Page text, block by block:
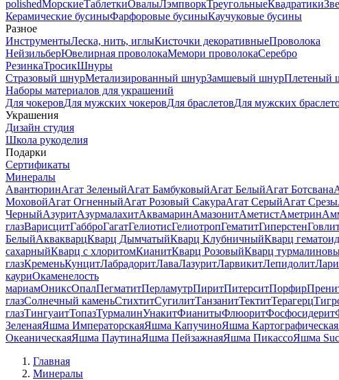
polishedМорскиеТаблеткиОвалыЛэмпворкТреугольныеКвадратики
Керамические бусиныФарфоровые бусиныКаучуковые бусины
Разное
ИнструментыЛеска, нить, иглыКисточки декоративныеПроволока
НейзильберЮвелирная проволокаМемори проволокаСеребро
РезинкаТросикШнуры
Стразовый шнурМетализированный шнурЗамшевый шнурПлетеный
Наборы материалов для украшений
Для чокеровДля мужских чокеровДля браслетовДля мужских
Украшения
Дизайн студия
Школа рукоделия
Подарки
Сертификаты
Минералы
АвантюринАгат ЗеленыйАгат БамбуковыйАгат БелыйАгат Ботсвана
МоховойАгат ОгненныйАгат Розовый СакураАгат СерыйАгат Срезы
ЧерныйАзуритАзурмалахитАквамаринАмазонитАметистАметрин
глазВарисцитГабброГагатГелиотисГелиотропГематитГиперстен
БелыйАквакварцКварц ДымчатыйКварц КлубничныйКварц
сахарныйКварц с хлоритомКианитКварц РозовыйКварц
глазКременьКунцитЛабрадоритЛаваЛазуритЛарвикитЛепидолит
кауриОкаменелость
мариамОниксОпалПегматитПерламутрПиритПитерситПорфир
глазСолнечный каменьСтихтитСугилитТанзанитТектитТерагерц
глазТингуаитТопазТурмалинУнакитФианитыФлюоритФосфосидерит
ЗеленаяЯшма ИмператорскаяЯшма КапучиноЯшма Картографическая
ОкеаническаяЯшма ПаутинаЯшма ПейзажнаяЯшма ПикассоЯшма
Главная
Минералы